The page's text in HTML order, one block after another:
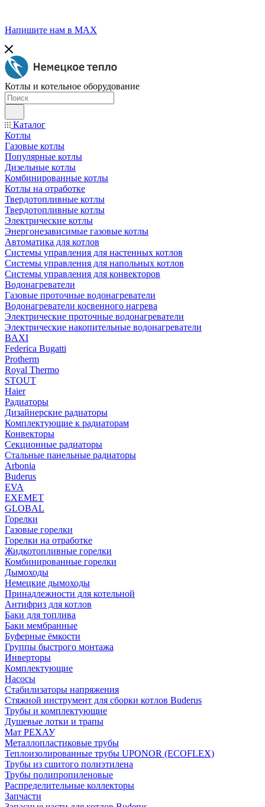
Напишите нам в МАХ
Котлы и котельное оборудование
Каталог
Котлы
Газовые котлы
Популярные котлы
Дизельные котлы
Комбинированные котлы
Котлы на отработке
Твердотопливные котлы
Твердотопливные котлы
Электрические котлы
Энергонезависимые газовые котлы
Автоматика для котлов
Системы управления для настенных котлов
Системы управления для напольных котлов
Системы управления для конвекторов
Водонагреватели
Газовые проточные водонагреватели
Водонагреватели косвенного нагрева
Электрические проточные водонагреватели
Электрические накопительные водонагреватели
BAXI
Federica Bugatti
Protherm
Royal Thermo
STOUT
Haier
Радиаторы
Дизайнерские радиаторы
Комплектующие к радиаторам
Конвекторы
Секционные радиаторы
Стальные панельные радиаторы
Arbonia
Buderus
EVA
EXEMET
GLOBAL
Горелки
Газовые горелки
Горелки на отработке
Жидкотопливные горелки
Комбинированные горелки
Дымоходы
Немецкие дымоходы
Принадлежности для котельной
Антифриз для котлов
Баки для топлива
Баки мембранные
Буферные ёмкости
Группы быстрого монтажа
Инверторы
Комплектующие
Насосы
Стабилизаторы напряжения
Стяжной инструмент для сборки котлов Buderus
Трубы и комплектующие
Душевые лотки и трапы
Мат РЕХАУ
Металлопластиковые трубы
Теплоизолированные трубы UPONOR (ECOFLEX)
Трубы из сшитого полиэтилена
Трубы полипропиленовые
Распределительные коллекторы
Запчасти